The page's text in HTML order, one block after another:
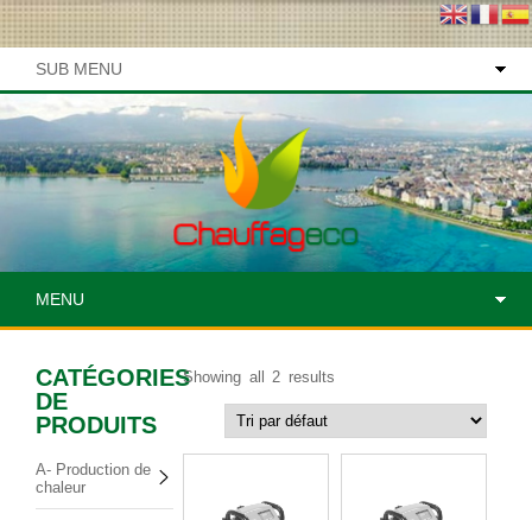
SUB MENU
MENU
CATÉGORIES
DE
PRODUITS
A- Production de
chaleur
Showing all 2 results